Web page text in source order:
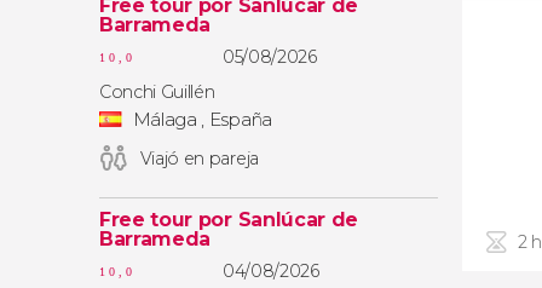
Free tour por Sanlúcar de
Barrameda
10,0
05/08/2026
Conchi Guillén
Málaga , España
Viajó en pareja
Free tour por Sanlúcar de
Barrameda
10,0
04/08/2026
2